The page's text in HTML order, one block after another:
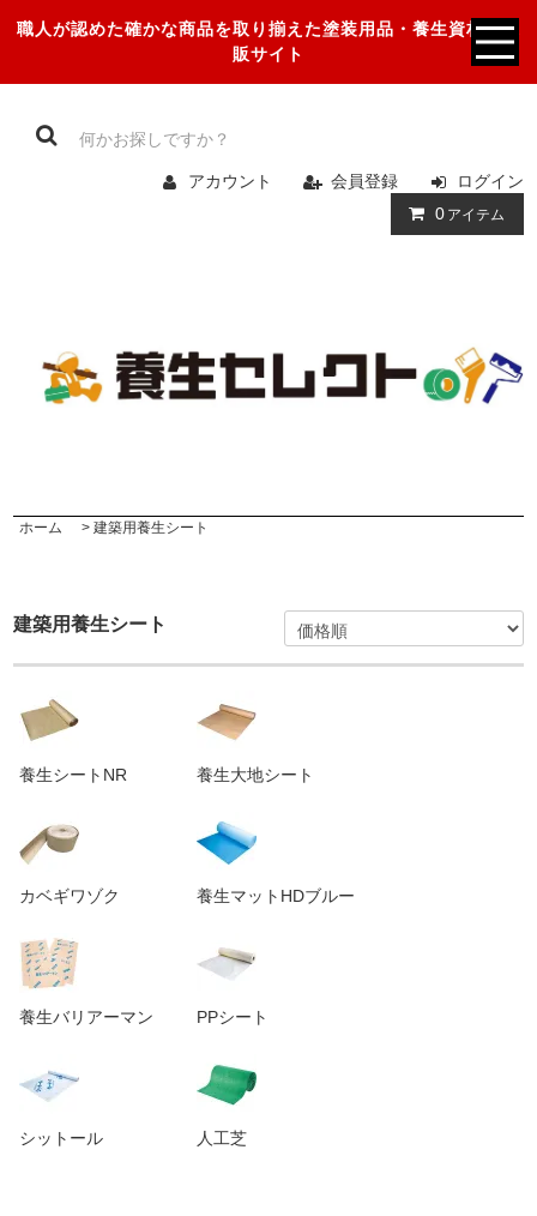
職人が認めた確かな商品を取り揃えた塗装用品・養生資材の通
販サイト
アカウント 会員登録
ログイン
0 アイテム
ホーム >建築用養生シート
建築用養生シート
養生シートNR 養生大地シート
カベギワゾク 養生マットHDブルー
養生バリアーマン PPシート
シットール 人工芝